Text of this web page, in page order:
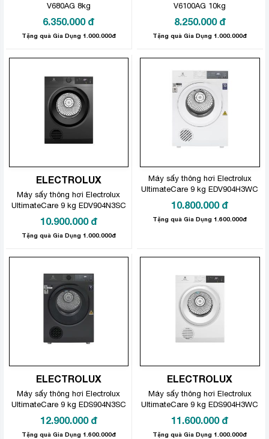
V680AG 8kg
6.350.000 đ
Tặng quà Gia Dụng 1.000.000đ
V6100AG 10kg
8.250.000 đ
Tặng quà Gia Dụng 1.000.000đ
ELECTROLUX
Máy sấy thông hơi Electrolux
UltimateCare 9 kg EDV904N3SC
10.900.000 đ
Tặng quà Gia Dụng 1.000.000đ
Máy sấy thông hơi Electrolux
UltimateCare 9 kg EDV904H3WC
10.800.000 đ
Tặng quà Gia Dụng 1.600.000đ
ELECTROLUX
Máy sấy thông hơi Electrolux
UltimateCare 9 kg EDS904N3SC
12.900.000 đ
Tặng quà Gia Dụng 1.600.000đ
ELECTROLUX
Máy sấy thông hơi Electrolux
UltimateCare 9 kg EDS904H3WC
11.600.000 đ
Tặng quà Gia Dụng 1.000.000đ